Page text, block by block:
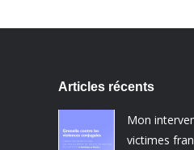
Articles récents
Mon
victimes